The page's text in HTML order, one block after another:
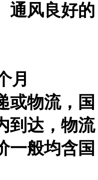
通风良好的
月
或物流，国
到达，物流
一般均含国